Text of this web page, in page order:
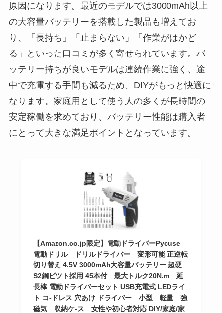
原因になります。最近のモデルでは3000mAh以上
の大容量バッテリーを搭載した製品も増えてお
り、「長持ち」「止まらない」「作業がはかど
る」といった口コミが多く寄せられています。バ
ッテリー持ちが良いモデルは連続作業に強く、途
中で充電する手間も減るため、DIYがもっと快適に
なります。家庭用として使う人の多くが長時間の
安定稼働を求めており、バッテリー性能は購入者
にとって大きな満足ポイントとなっています。
【Amazon.co.jp限定】電動ドライバーPycuse
電動ドリル ドリルドライバー 変形可能 正逆転
切り替え 4.5V 3000mAh大容量バッテリー 超硬
S2鋼ビツト採用 45本付 最大トルク20N.m 延
長棒 電動ドライバーセット USB充電式 LEDライ
ト コ-ドレス 穴あけ ドライバー 小型 軽量 強
磁気 収納ケ-ス 女性や初心者対応 DIY/家庭/家